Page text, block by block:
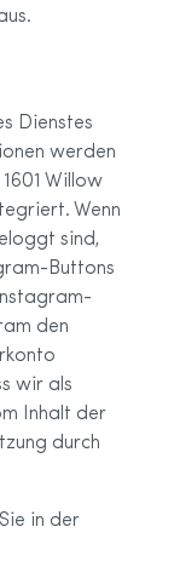
Dienstes
werden
Willow
Wenn
sind,
Buttons
den
wir als
Inhalt der
durch
in der